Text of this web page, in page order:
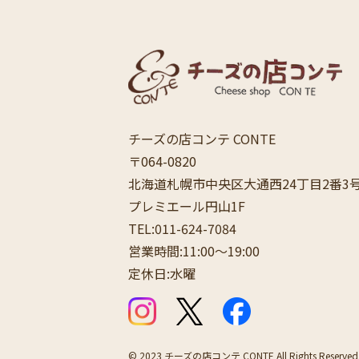
チーズの店コンテ CONTE
〒064-0820
北海道札幌市中央区大通西24丁目2番3
プレミエール円山1F
TEL:011-624-7084
営業時間:11:00〜19:00
定休日:水曜
公式Instagram公式X（Twitter）
© 2023 チーズの店コンテ CONTE All Rights